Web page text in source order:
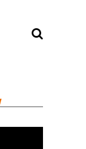
prehrávač